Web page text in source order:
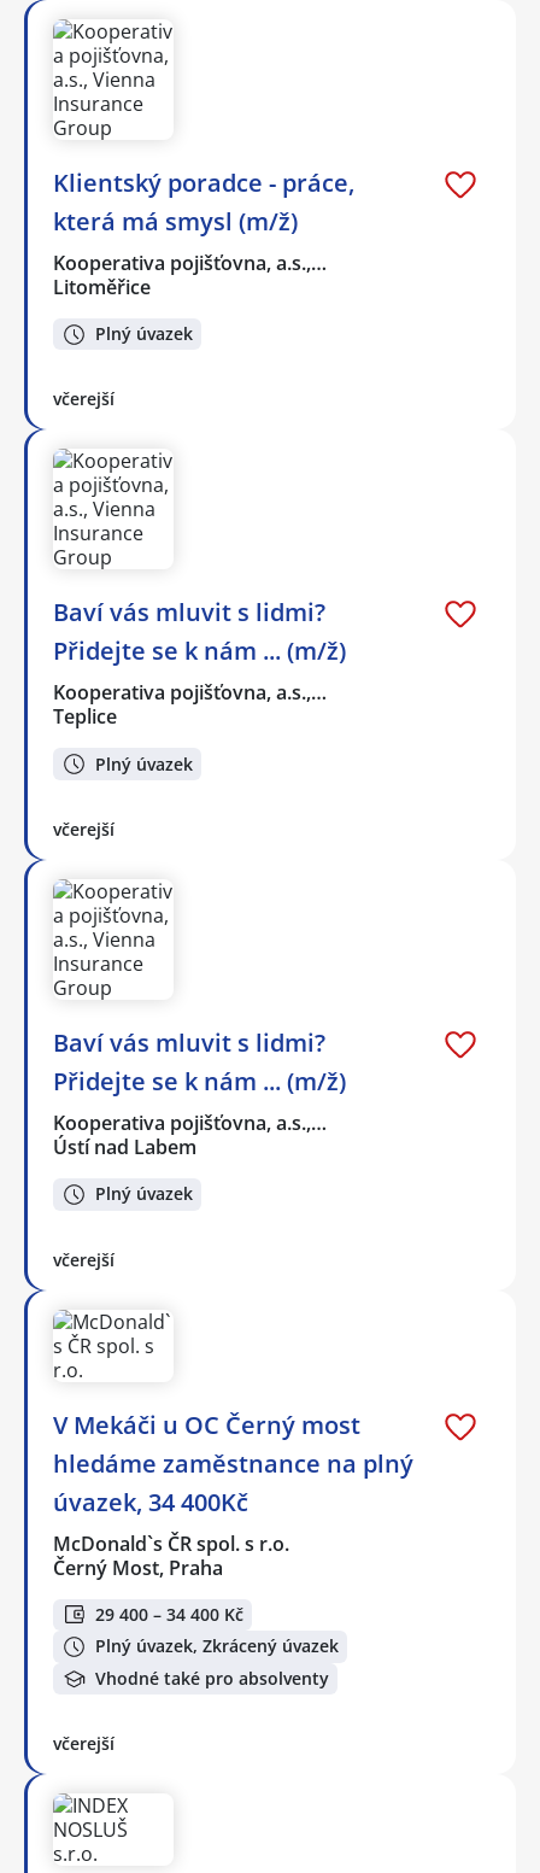
Klientský poradce - práce,
která má smysl (m/ž)
Kooperativa pojišťovna, a.s.,…
Litoměřice
Plný úvazek
včerejší
Baví vás mluvit s lidmi?
Přidejte se k nám ... (m/ž)
Kooperativa pojišťovna, a.s.,…
Teplice
Plný úvazek
včerejší
Baví vás mluvit s lidmi?
Přidejte se k nám ... (m/ž)
Kooperativa pojišťovna, a.s.,…
Ústí nad Labem
Plný úvazek
včerejší
V Mekáči u OC Černý most
hledáme zaměstnance na plný
úvazek, 34 400Kč
McDonald`s ČR spol. s r.o.
Černý Most, Praha
29 400 – 34 400 Kč
Plný úvazek, Zkrácený úvazek
Vhodné také pro absolventy
včerejší